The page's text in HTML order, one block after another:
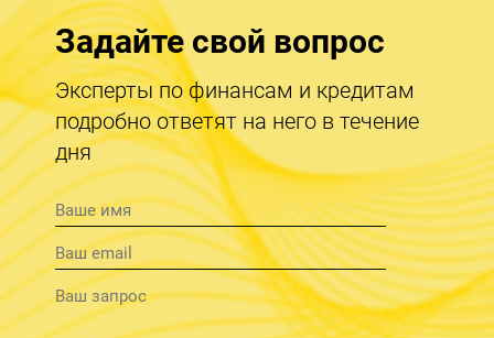
Задайте свой вопрос
Эксперты по финансам и кредитам
подробно ответят на него в течение
дня